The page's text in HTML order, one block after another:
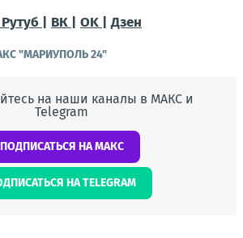
Рутуб | ВК | OK | Дзен
"МАРИУПОЛЬ 24"
на наши каналы в МАКС и
Telegram
ПОДПИСАТЬСЯ НА МАКС
НА TELEGRAM